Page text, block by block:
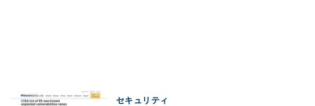
セキュリティ